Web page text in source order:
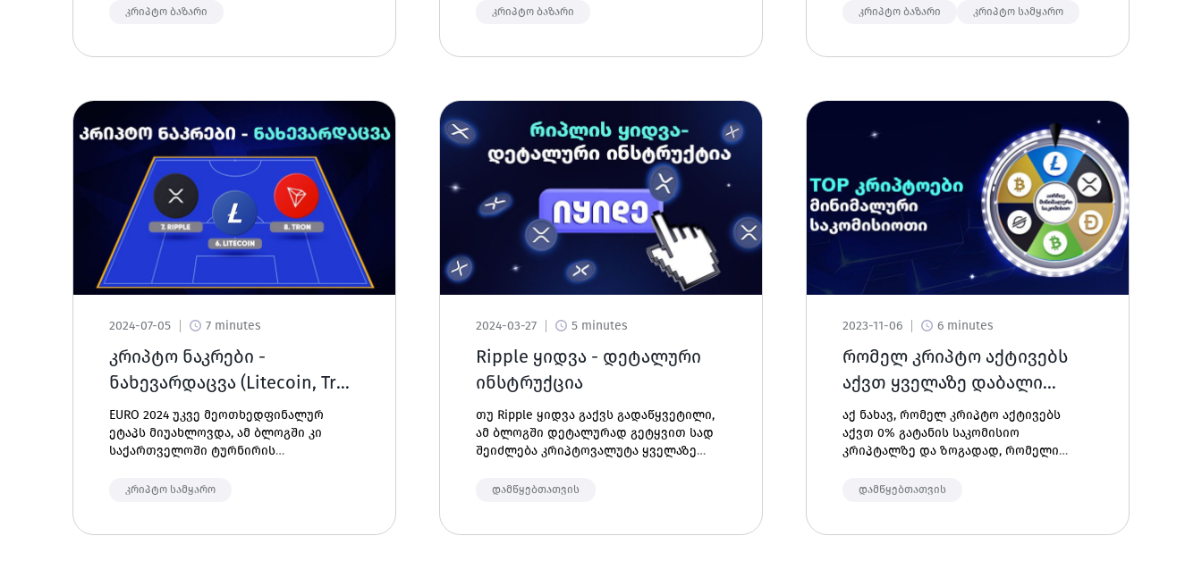
მოლოდინები.
კრიპტო ბაზარი
გამოყენება და რატომ არიან ისინი
კრიპტო ბაზარი
ბედი ელის XRP მომავალში?
კრიპტო ბაზარი კრიპტო სამყარო
2024-07-05 7 minutes
კრიპტო ნაკრები -
ნახევარდაცვა (Litecoin, Tron
და Ripple)
EURO 2024 უკვე მეოთხედფინალურ
ეტაპს მიუახლოვდა, ამ ბლოგში კი
საქართველოში ტურნირის
კრიპტალი წარმოადგენს საკუთარი
კრიპტო სამყარო
2024-03-27 5 minutes
Ripple ყიდვა - დეტალური
ინსტრუქცია
თუ Ripple ყიდვა გაქვს გადაწყვეტილი,
ამ ბლოგში დეტალურად გეტყვით სად
შეიძლება კრიპტოვალუტა ყველაზე
შეიძინო, როგორც დამწყებმა ასევე
დამწყებთათვის
2023-11-06 6 minutes
რომელ კრიპტო აქტივებს
აქვთ ყველაზე დაბალი
საკომისიოები?
აქ ნახავ, რომელ კრიპტო აქტივებს
აქვთ 0% გატანის საკომისიო
კრიპტალზე და ზოგადად, რომელი
საკომისიოებით.
დამწყებთათვის